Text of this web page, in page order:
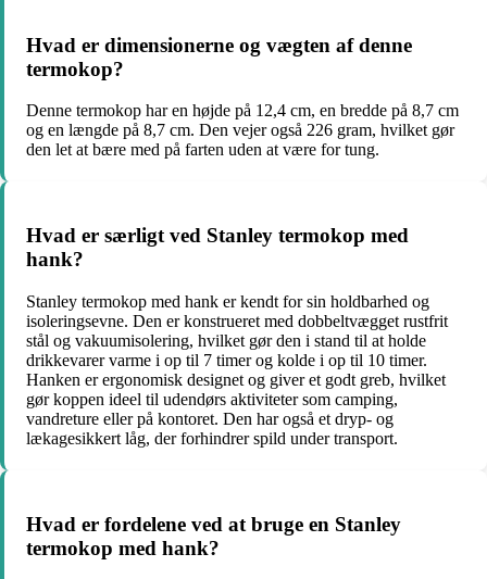
Hvad er dimensionerne og vægten af denne
termokop?
Denne termokop har en højde på 12,4 cm, en bredde på 8,7 cm
og en længde på 8,7 cm. Den vejer også 226 gram, hvilket gør
den let at bære med på farten uden at være for tung.
Hvad er særligt ved Stanley termokop med
hank?
Stanley termokop med hank er kendt for sin holdbarhed og
isoleringsevne. Den er konstrueret med dobbeltvægget rustfrit
stål og vakuumisolering, hvilket gør den i stand til at holde
drikkevarer varme i op til 7 timer og kolde i op til 10 timer.
Hanken er ergonomisk designet og giver et godt greb, hvilket
gør koppen ideel til udendørs aktiviteter som camping,
vandreture eller på kontoret. Den har også et dryp- og
lækagesikkert låg, der forhindrer spild under transport.
Hvad er fordelene ved at bruge en Stanley
termokop med hank?